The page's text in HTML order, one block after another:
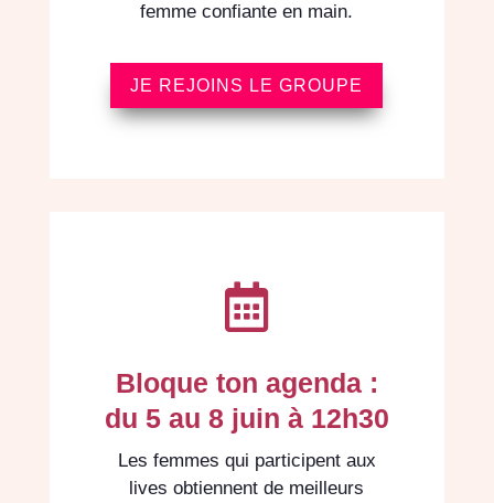
femme confiante en main.
JE REJOINS LE GROUPE

Bloque ton agenda :
du 5 au 8 juin à 12h30
Les femmes qui participent aux
lives obtiennent de meilleurs